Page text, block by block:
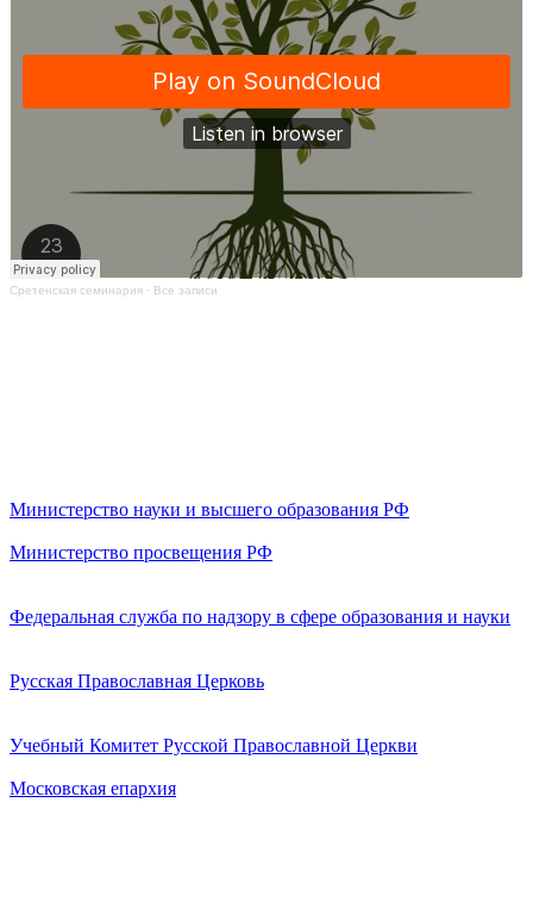
Сретенская семинария · Все записи
Министерство науки и высшего образования РФ
Министерство просвещения РФ
Федеральная служба по надзору в сфере образования и науки
Русская Православная Церковь
Учебный Комитет Русской Православной Церкви
Московская епархия